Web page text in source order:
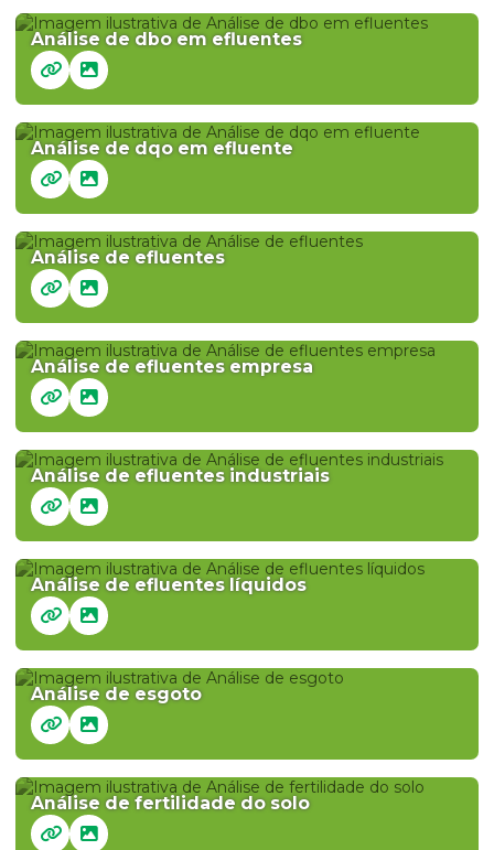
Análise de dbo em efluentes
Análise de dqo em efluente
Análise de efluentes
Análise de efluentes empresa
Análise de efluentes industriais
Análise de efluentes líquidos
Análise de esgoto
Análise de fertilidade do solo